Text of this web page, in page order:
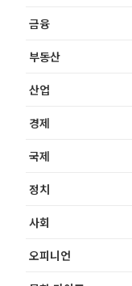
금융
부동산
산업
경제
국제
정치
사회
오피니언